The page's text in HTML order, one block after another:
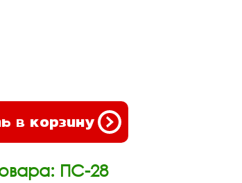
в корзину
ПС-28